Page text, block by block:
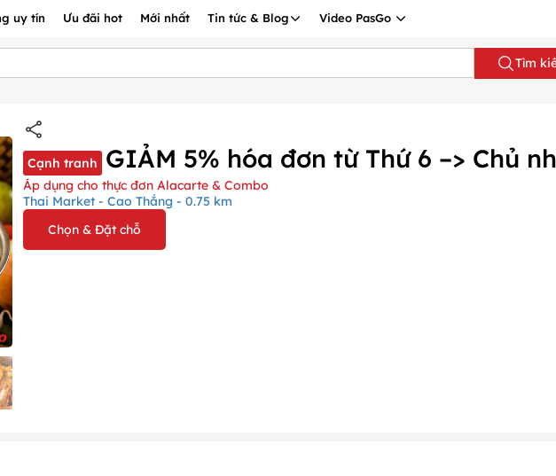
uy tín Ưu đãi hot Mới nhất Tin tức & Blog Video PasGo
Tìm
Cạnh tranh GIẢM 5% hóa đơn từ Thứ 6 –> Chủ
Áp dụng cho thực đơn Alacarte & Combo
Thai Market - Cao Thắng - 0.75 km
Chọn & Đặt chỗ